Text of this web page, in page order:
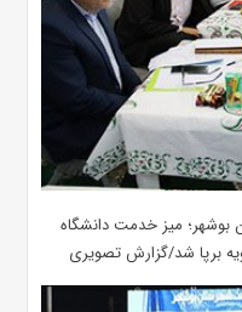
میز خدمت دانشگاه
برپا شد/گزارش تصویری